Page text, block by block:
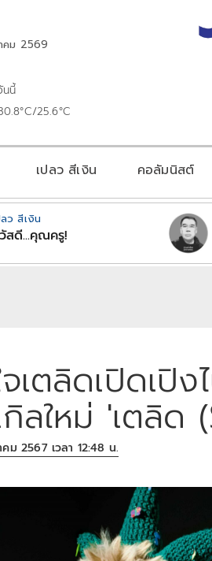
คม 2569
นนี้
25.6°C
เปลว สีเงิน คอลัมนิสต์
ลว สีเงิน
สดี...คุณครู!
เตลิดเปิดเปิ
ลใหม่ 'เตลิด
ม 2567 เวลา 12:48 น.